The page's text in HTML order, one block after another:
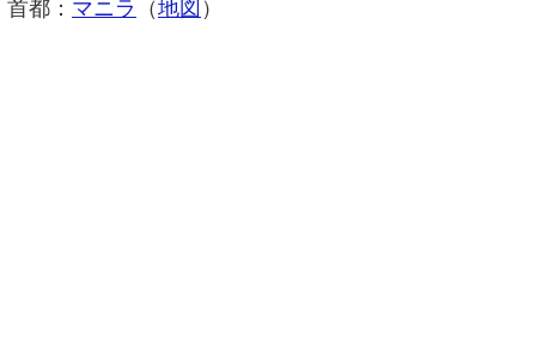
首都： マニラ （地図 ）